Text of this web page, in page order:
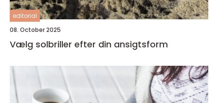
editorial
08. October 2025
Vælg solbriller efter din ansigtsform